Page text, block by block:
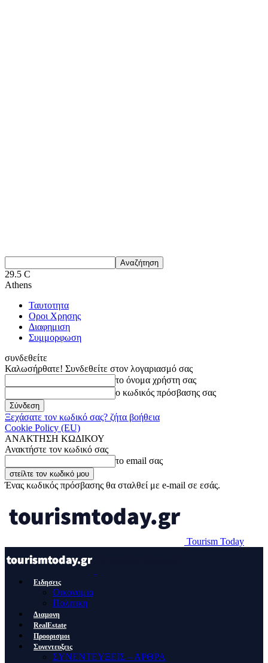
29.5 C
Athens
Ταυτοτητα
Οροι Χρησης
Διαφημιση
Συμμορφωση
συνδεθείτε
Καλωσήρθατε! Συνδεθείτε στον λογαριασμό σας
το όνομα χρήστη σας
ο κωδικός πρόσβασης σας
Ξεχάσατε τον κωδικό σας? ζήτα βοήθεια
Cookie Policy (EU)
ΑΝΑΚΤΗΣΗ ΚΩΔΙΚΟΥ
Ανακτήστε τον κωδικό σας
το email σας
Ένας κωδικός πρόσβασης θα σταλθεί με e-mail σε εσάς.
Tourism Today
Ειδησεις
Οικονομια
Πολιτικη
Διαμονη
RealEstate
Προορισμοι
Συνεντευξεις
ΣΥΝΕΝΤΕΥΞΕΙΣ – ΑΡΘΡΑ